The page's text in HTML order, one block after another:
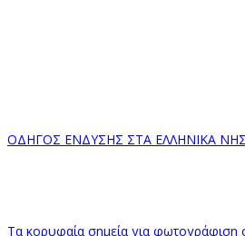
ΟΔΗΓΟΣ ΕΝΔΥΣΗΣ ΣΤΑ ΕΛΛΗΝΙΚΑ
Τα κορυφαία σημεία για φωτογράφιση